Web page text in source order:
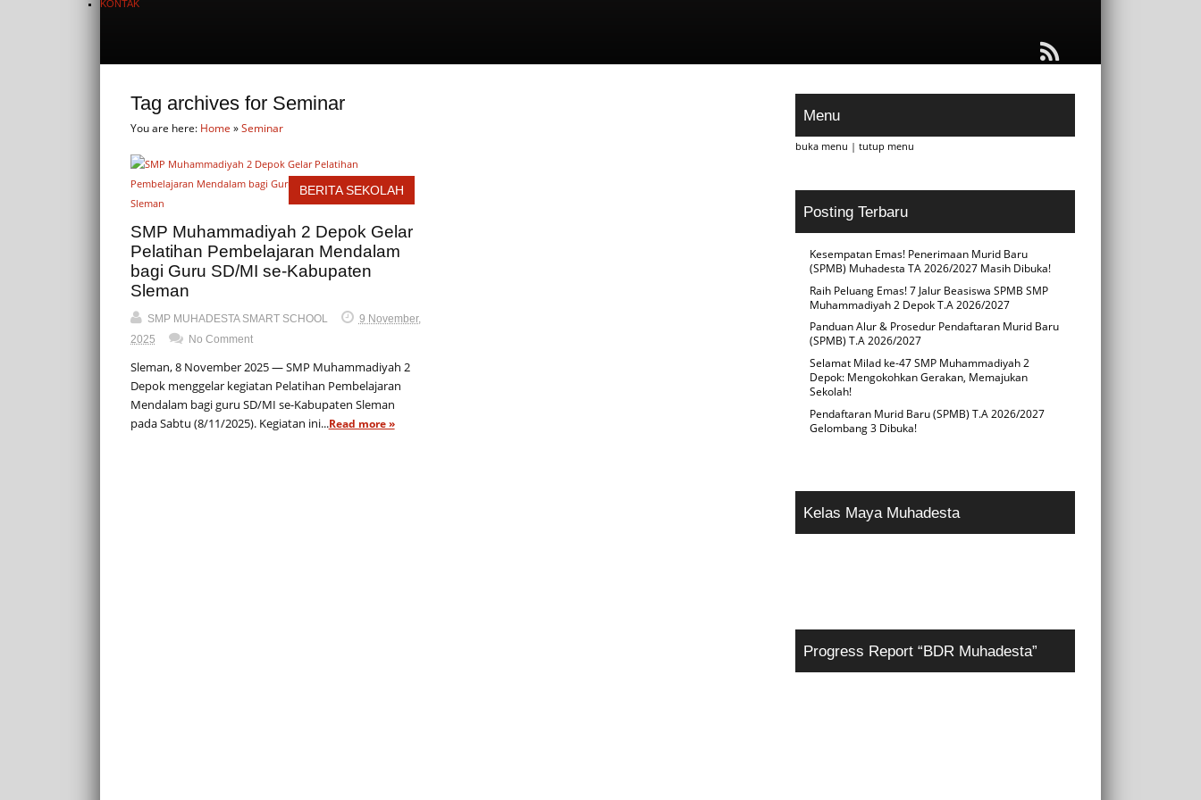
KONTAK
Tag archives for Seminar
You are here: Home »Seminar
BERITA SEKOLAH
SMP Muhammadiyah 2 Depok Gelar
Pelatihan Pembelajaran Mendalam
bagi Guru SD/MI se-Kabupaten
Sleman
SMP MUHADESTA SMART SCHOOL
9 November,
2025
No Comment
Sleman, 8 November 2025 — SMP Muhammadiyah 2
Depok menggelar kegiatan Pelatihan Pembelajaran
Mendalam bagi guru SD/MI se-Kabupaten Sleman
pada Sabtu (8/11/2025). Kegiatan ini...Read more »
Menu
buka menu |tutup menu
Posting Terbaru
Kesempatan Emas! Penerimaan Murid Baru
(SPMB) Muhadesta TA 2026/2027 Masih Dibuka!
Raih Peluang Emas! 7 Jalur Beasiswa SPMB SMP
Muhammadiyah 2 Depok T.A 2026/2027
Panduan Alur & Prosedur Pendaftaran Murid Baru
(SPMB) T.A 2026/2027
Selamat Milad ke-47 SMP Muhammadiyah 2
Depok: Mengokohkan Gerakan, Memajukan
Sekolah!
Pendaftaran Murid Baru (SPMB) T.A 2026/2027
Gelombang 3 Dibuka!
Kelas Maya Muhadesta
Progress Report “BDR Muhadesta”